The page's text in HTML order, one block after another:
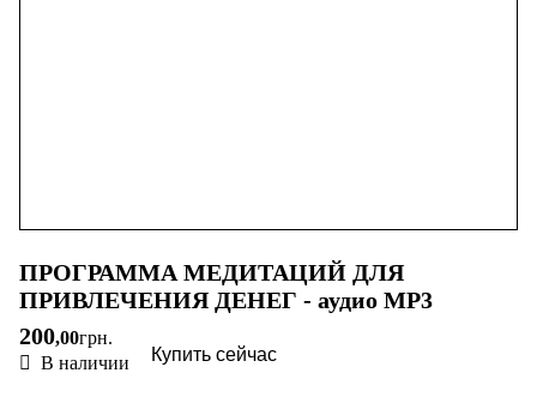
ПРОГРАММА МЕДИТАЦИЙ ДЛЯ
ПРИВЛЕЧЕНИЯ ДЕНЕГ - аудио МР3
200,00грн.
В наличии
Купить сейчас